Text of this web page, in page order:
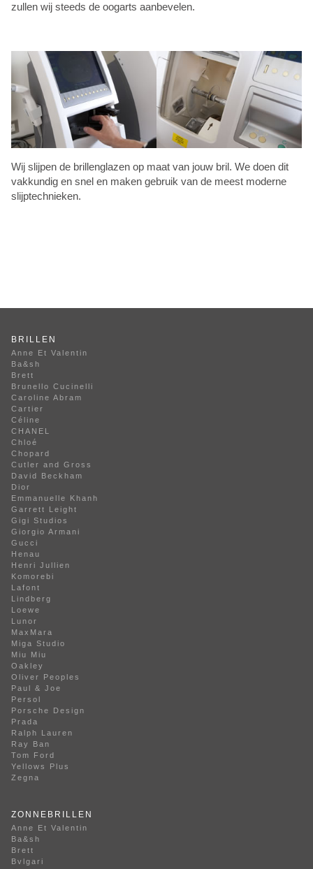
zullen wij steeds de oogarts aanbevelen.
Wij slijpen de brillenglazen op maat van jouw bril. We doen dit
vakkundig en snel en maken gebruik van de meest moderne
slijptechnieken.
BRILLEN
Anne Et Valentin
Ba&sh
Brett
Brunello Cucinelli
Caroline Abram
Cartier
Céline
CHANEL
Chloé
Chopard
Cutler and Gross
David Beckham
Dior
Emmanuelle Khanh
Garrett Leight
Gigi Studios
Giorgio Armani
Gucci
Henau
Henri Jullien
Komorebi
Lafont
Lindberg
Loewe
Lunor
MaxMara
Miga Studio
Miu Miu
Oakley
Oliver Peoples
Paul & Joe
Persol
Porsche Design
Prada
Ralph Lauren
Ray Ban
Tom Ford
Yellows Plus
Zegna
ZONNEBRILLEN
Anne Et Valentin
Ba&sh
Brett
Bvlgari